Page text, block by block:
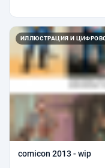
ИЛЛЮСТРАЦИЯ И
comicon 2013 - wip